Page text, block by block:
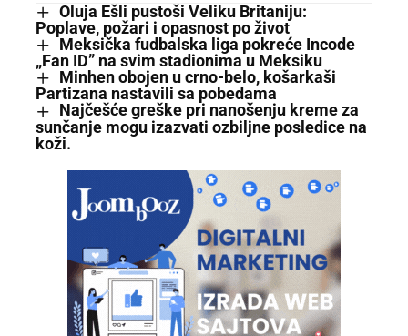
Oluja Ešli pustoši Veliku Britaniju:
Poplave, požari i opasnost po život
Meksička fudbalska liga pokreće Incode
„Fan ID” na svim stadionima u Meksiku
Minhen obojen u crno-belo, košarkaši
Partizana nastavili sa pobedama
Najčešće greške pri nanošenju kreme za
sunčanje mogu izazvati ozbiljne posledice na
koži.